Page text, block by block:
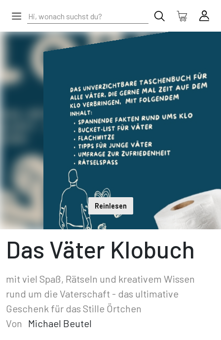
Reinlesen
Das Väter Klobuch
mit viel Spaß, Rätseln und kreativem Wissen
rund um die Vaterschaft - das ultimative
Geschenk für das Stille Örtchen
Von
Michael Beutel